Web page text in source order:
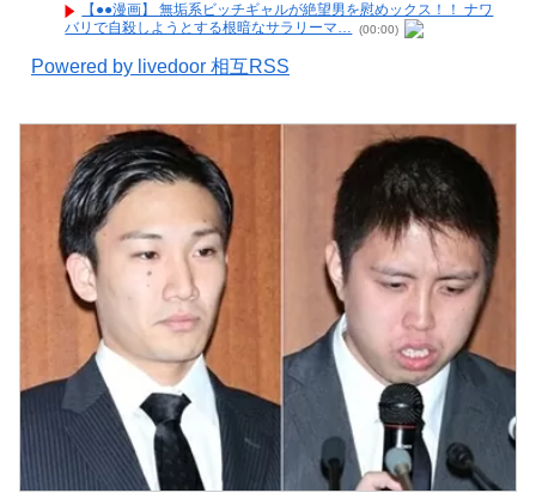
【●●漫画】 無垢系ビッチギャルが絶望男を慰めックス！！ ナワ
バリで自殺しようとする根暗なサラリーマ…
(00:00)
Powered by livedoor 相互RSS